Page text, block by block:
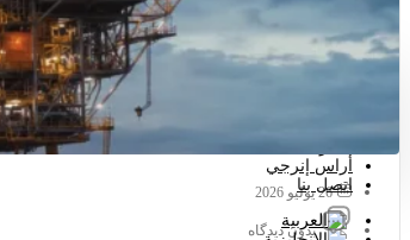
اتصل بنا
الصفحة الرئيسية
أراس إنرجي
اتصل بنا
26 يوليو 2026
بدون دیدگاه